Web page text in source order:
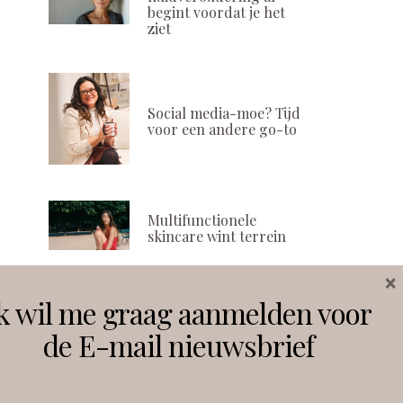
begint voordat je het
ziet
Social media-moe? Tijd
voor een andere go-to
Multifunctionele
skincare wint terrein
Volg ons
wil me graag aanmelden voor
de E-mail nieuwsbrief
×